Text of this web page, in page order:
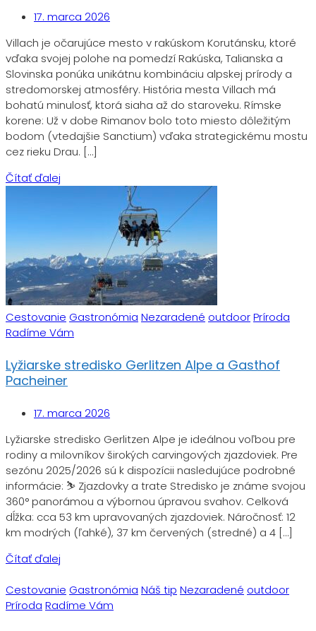
17. marca 2026
Villach je očarujúce mesto v rakúskom Korutánsku, ktoré
vďaka svojej polohe na pomedzí Rakúska, Talianska a
Slovinska ponúka unikátnu kombináciu alpskej prírody a
stredomorskej atmosféry. História mesta Villach má
bohatú minulosť, ktorá siaha až do staroveku. Rímske
korene: Už v dobe Rimanov bolo toto miesto dôležitým
bodom (vtedajšie Sanctium) vďaka strategickému mostu
cez rieku Drau. […]
Čítať ďalej
Cestovanie Gastronómia Nezaradené outdoorPríroda
Radíme Vám
Lyžiarske stredisko Gerlitzen Alpe a Gasthof
Pacheiner
17. marca 2026
Lyžiarske stredisko Gerlitzen Alpe je ideálnou voľbou pre
rodiny a milovníkov širokých carvingových zjazdoviek. Pre
sezónu 2025/2026 sú k dispozícii nasledujúce podrobné
informácie: ⛷️ Zjazdovky a trate Stredisko je známe svojou
360° panorámou a výbornou úpravou svahov. Celková
dĺžka: cca 53 km upravovaných zjazdoviek. Náročnosť: 12
km modrých (ľahké), 37 km červených (stredné) a 4 […]
Čítať ďalej
Cestovanie Gastronómia Náš tip Nezaradené outdoor
Príroda Radíme Vám